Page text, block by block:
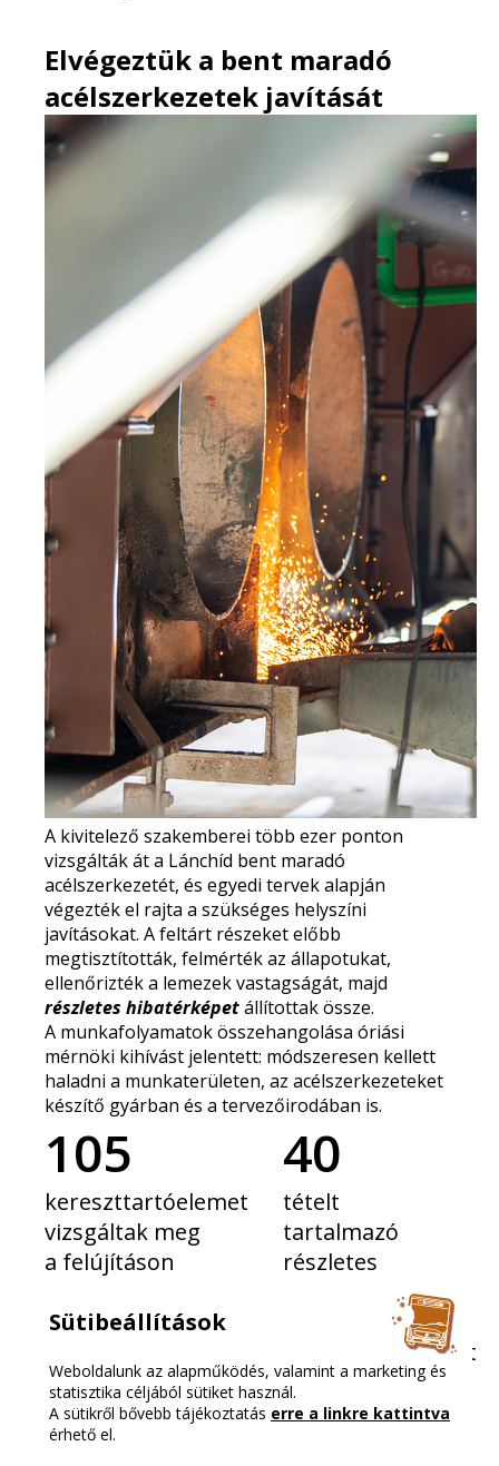
Elvégeztük a bent maradó
acélszerkezetek javítását
A kivitelező szakemberei több ezer ponton
vizsgálták áta Lánchíd bent maradó
acélszerkezetét, és egyedi tervek alapján
végezték el rajta a szükséges helyszíni
javításokat. A feltárt részeket előbb
megtisztították, felmérték az állapotukat,
ellenőrizték a lemezek vastagságát, majd
részletes hibatérképetállítottak össze.
A munkafolyamatok összehangolása óriási
mérnöki kihívást jelentett: módszeresen kellett
haladni a munkaterületen, az acélszerkezeteket
készítő gyárban és a tervezőirodában is.
105
kereszttartóelemet
vizsgáltak meg
a felújításon
szakemberek
40
tételt
tartalmazó
részletes
hibatérkép
kereszttartónként
általában
Sütibeállítások
Weboldalunk az alapműködés, valamint a marketing és
statisztika céljából sütiket használ.
A sütikről bővebb tájékoztatás erre a linkre kattintva
érhető el.